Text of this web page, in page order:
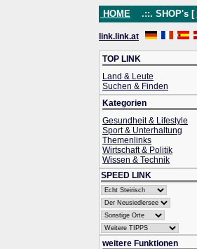
HOME .::. SHOP's [
link.link.at
TOP LINK
Land & Leute
Suchen & Finden
Kategorien
Gesundheit & Lifestyle
Sport & Unterhaltung
Themenlinks
Wirtschaft & Politik
Wissen & Technik
SPEED LINK
weitere Funktionen